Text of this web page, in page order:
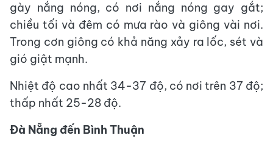
gày nắng nóng, có nơi nắng nóng gay gắt;
chiều tối và đêm có mưa rào và giông vài nơi.
Trong cơn giông có khả năng xảy ra lốc, sét và
gió giật mạnh.
Nhiệt độ cao nhất 34-37 độ, có nơi trên 37 độ;
thấp nhất 25-28 độ.
Đà Nẵng đến Bình Thuận